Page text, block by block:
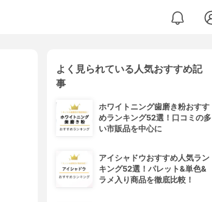
よく見られている人気おすすめ記
事
ホワイトニング歯磨き粉おすす
めランキング52選！口コミの多
い市販品を中心に
アイシャドウおすすめ人気ラン
キング52選！パレット&単色&
ラメ入り商品を徹底比較！